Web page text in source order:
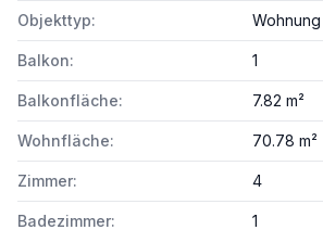
Objekttyp: Wohnung
Balkon: 1
Balkonfläche: 7.82 m²
Wohnfläche: 70.78 m²
Zimmer: 4
Badezimmer: 1